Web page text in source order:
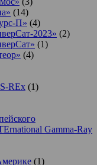
(14)
П» (4)
2023» (2)
(1)
(4)
REx (1)
Gamma-Ray
(1)